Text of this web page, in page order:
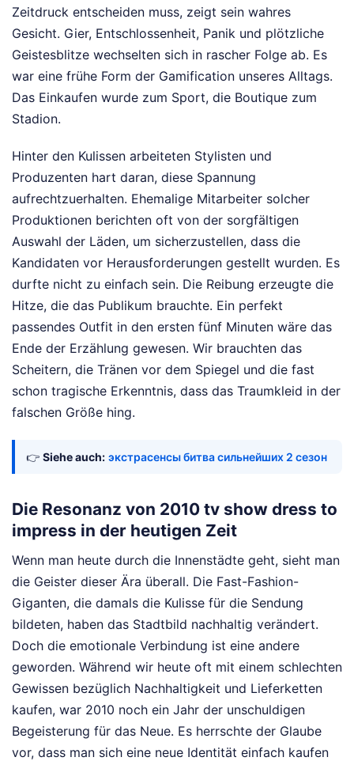
Zeitdruck entscheiden muss, zeigt sein wahres
Gesicht. Gier, Entschlossenheit, Panik und plötzliche
Geistesblitze wechselten sich in rascher Folge ab. Es
war eine frühe Form der Gamification unseres Alltags.
Das Einkaufen wurde zum Sport, die Boutique zum
Stadion.
Hinter den Kulissen arbeiteten Stylisten und
Produzenten hart daran, diese Spannung
aufrechtzuerhalten. Ehemalige Mitarbeiter solcher
Produktionen berichten oft von der sorgfältigen
Auswahl der Läden, um sicherzustellen, dass die
Kandidaten vor Herausforderungen gestellt wurden. Es
durfte nicht zu einfach sein. Die Reibung erzeugte die
Hitze, die das Publikum brauchte. Ein perfekt
passendes Outfit in den ersten fünf Minuten wäre das
Ende der Erzählung gewesen. Wir brauchten das
Scheitern, die Tränen vor dem Spiegel und die fast
schon tragische Erkenntnis, dass das Traumkleid in der
falschen Größe hing.
👉 Siehe auch: экстрасенсы битва сильнейших 2 сезон
Die Resonanz von 2010 tv show dress to
impress in der heutigen Zeit
Wenn man heute durch die Innenstädte geht, sieht man
die Geister dieser Ära überall. Die Fast-Fashion-
Giganten, die damals die Kulisse für die Sendung
bildeten, haben das Stadtbild nachhaltig verändert.
Doch die emotionale Verbindung ist eine andere
geworden. Während wir heute oft mit einem schlechten
Gewissen bezüglich Nachhaltigkeit und Lieferketten
kaufen, war 2010 noch ein Jahr der unschuldigen
Begeisterung für das Neue. Es herrschte der Glaube
vor, dass man sich eine neue Identität einfach kaufen